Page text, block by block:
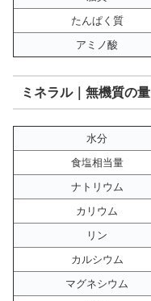
たんぱく質
アミノ酸
ミネラル｜無機質の量
水分
食塩相当量
ナトリウム
カリウム
リン
カルシウム
マグネシウム